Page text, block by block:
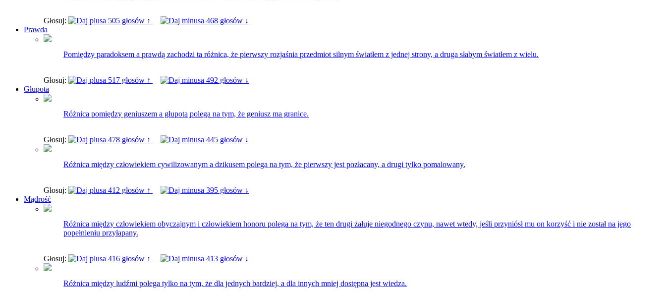
Głosuj: 505 głosów ↑
468 głosów ↓
Prawda
Pomiędzy paradoksem a prawdą zachodzi ta różnica, że pierwszy rozjaśnia przedmiot silnym światłem z jednej strony, a druga słabym światłem z wielu.
Głosuj: 517 głosów ↑
492 głosów ↓
Głupota
Różnica pomiędzy geniuszem a głupotą polega na tym, że geniusz ma granice.
Głosuj: 478 głosów ↑ 445 głosów ↓
Różnica między człowiekiem cywilizowanym a dzikusem polega na tym, że pierwszy jest pozłacany, a drugi tylko pomalowany.
Głosuj: 412 głosów ↑
395 głosów ↓
Mądrość
Różnica między człowiekiem obyczajnym i człowiekiem honoru polega na tym, że ten drugi żałuje niegodnego czynu, nawet wtedy, jeśli przyniósł mu on korzyść i nie został na jego
popełnieniu przyłapany.
Głosuj: 416 głosów ↑ 413 głosów ↓
Różnica między ludźmi polega tylko na tym, że dla jednych bardziej, a dla innych mniej dostępna jest wiedza.